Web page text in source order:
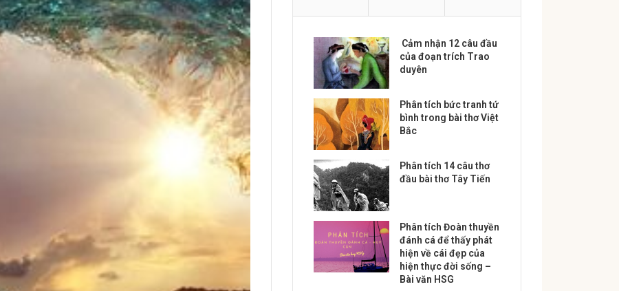
Cảm nhận 12 câu đầu
của đoạn trích Trao
duyên
Phân tích bức tranh tứ
bình trong bài thơ Việt
Bắc
Phân tích 14 câu thơ
đầu bài thơ Tây Tiến
Phân tích Đoàn thuyền
đánh cá để thấy phát
hiện về cái đẹp của
hiện thực đời sống –
Bài văn HSG